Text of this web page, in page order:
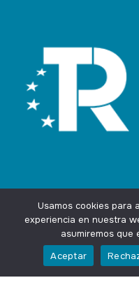
Design byAgencia
Usamos cookies para
experiencia en nuestra
asumiremos que
Aceptar